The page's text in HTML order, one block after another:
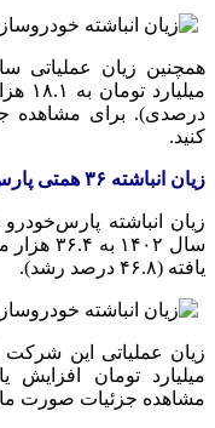
درصدی). برای مشاهده
کنید.
زیان انباشته ۳۶ همتی پارس خودرو
یافته (۴۶.۸ درصد رشد).
مشاهده جزئیات صورت